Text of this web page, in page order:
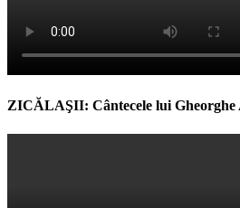
ZICĂLAŞII: Cântecele lui Gheorghe